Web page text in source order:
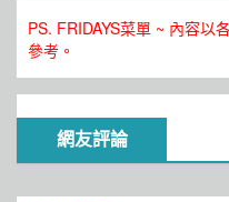
PS. FRIDAYS菜單 ~ 內容以
參考。
網友評論